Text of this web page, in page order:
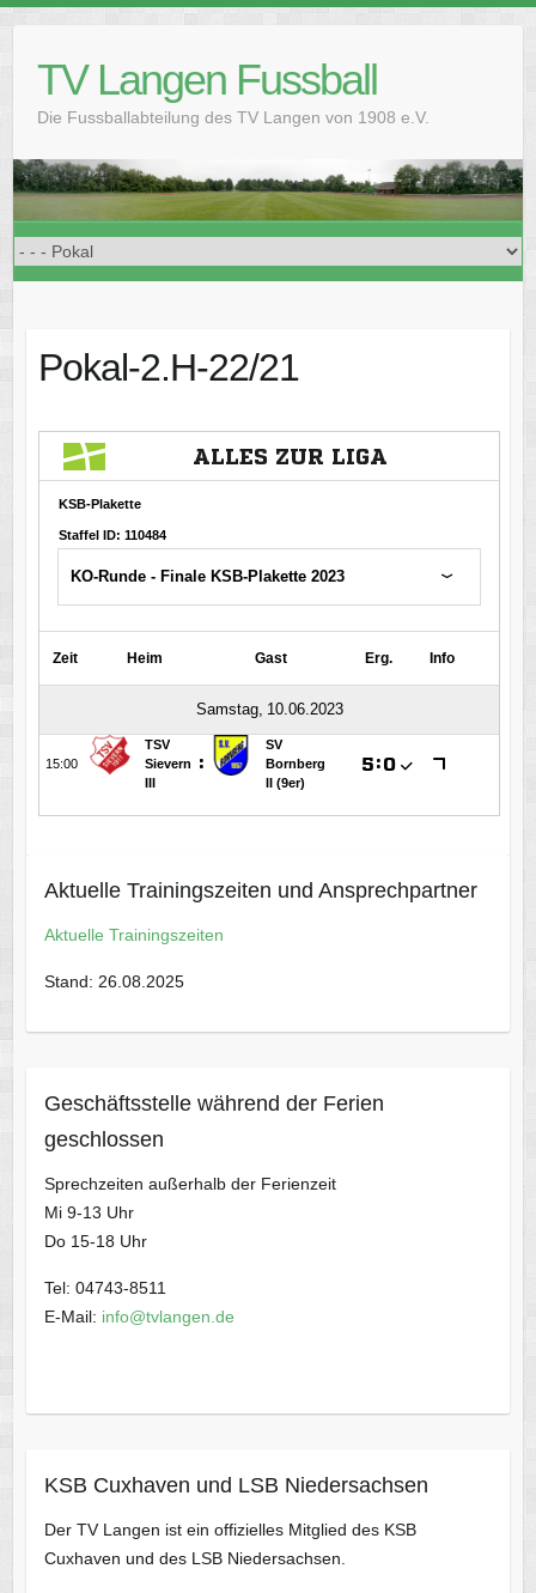
TV Langen Fussball
Die Fussballabteilung des TV Langen von 1908 e.V.
Pokal-2.H-22/21
Aktuelle Trainingszeiten und Ansprechpartner
Aktuelle Trainingszeiten
Stand: 26.08.2025
Geschäftsstelle während der Ferien
geschlossen
Sprechzeiten außerhalb der Ferienzeit
Mi 9-13 Uhr
Do 15-18 Uhr
Tel: 04743-8511
E-Mail: info@tvlangen.de
KSB Cuxhaven und LSB Niedersachsen
Der TV Langen ist ein offizielles Mitglied des KSB
Cuxhaven und des LSB Niedersachsen.